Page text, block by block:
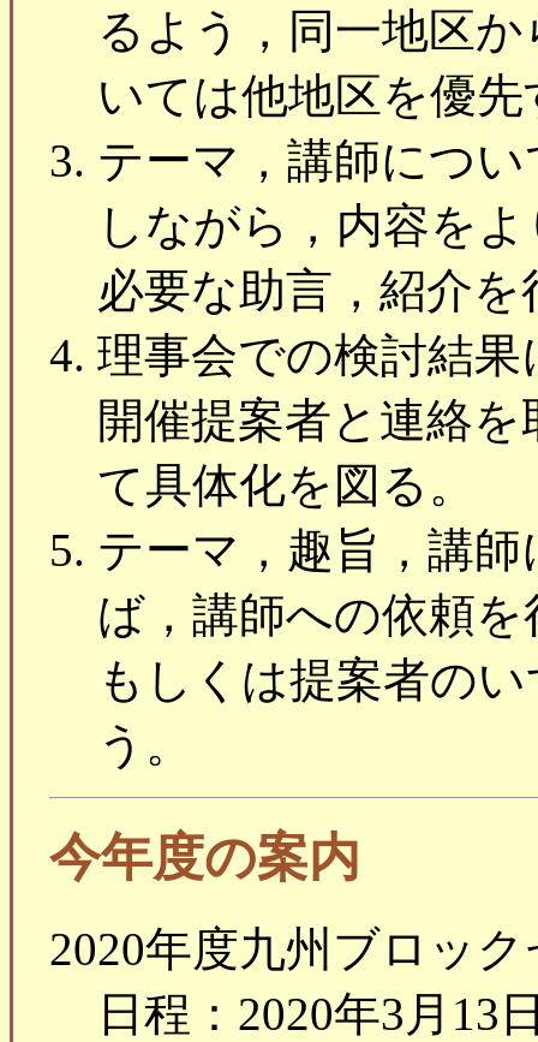
るよう，同一地区
いては他地区を優先
テーマ，講師につ
しながら，内容を
必要な助言，紹介を
理事会での検討結
開催提案者と連絡
て具体化を図る。
テーマ，趣旨，講
ば，講師への依頼
もしくは提案者の
う。
今年度の案内
2020年度九州ブロ
日程：2020年3月13